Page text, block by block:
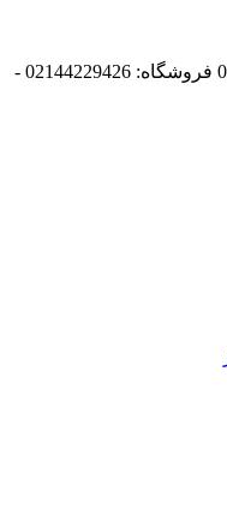
کارگاه:02155280986 دفتر:02144265579 فروشگاه: 02144229426 -